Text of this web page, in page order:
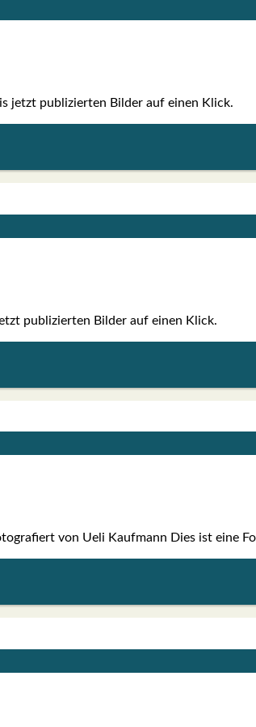
jetzt publi­zier­ten Bil­der auf einen Klick.
publi­zier­ten Bil­der auf einen Klick.
von Ueli Kauf­mann Dies ist eine